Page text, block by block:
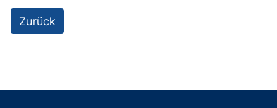
Zurück